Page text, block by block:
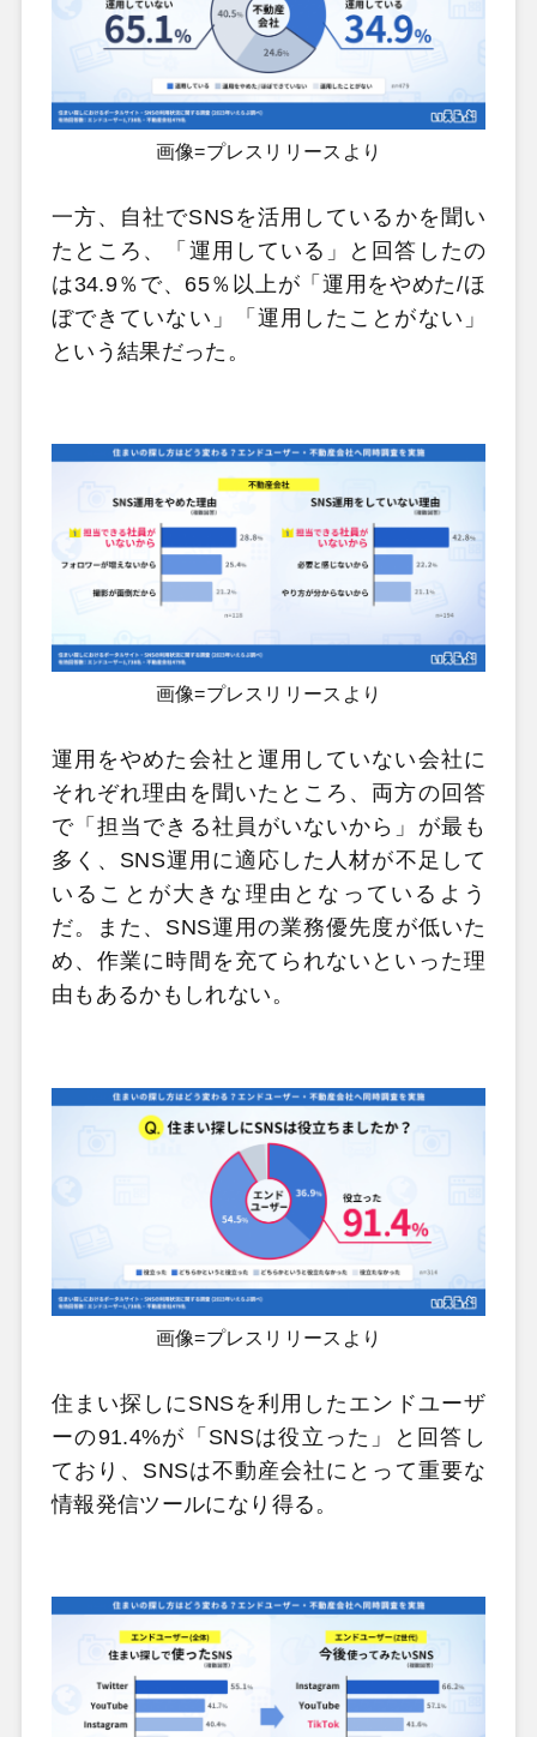
画像=プレスリリースより
一方、自社でSNSを活用しているかを聞い
たところ、「運用している」と回答したの
は34.9％で、65％以上が「運用をやめた/ほ
ぼできていない」「運用したことがない」
という結果だった。
画像=プレスリリースより
運用をやめた会社と運用していない会社に
それぞれ理由を聞いたところ、両方の回答
で「担当できる社員がいないから」が最も
多く、SNS運用に適応した人材が不足して
いることが大きな理由となっているよう
だ。また、SNS運用の業務優先度が低いた
め、作業に時間を充てられないといった理
由もあるかもしれない。
画像=プレスリリースより
住まい探しにSNSを利用したエンドユーザ
ーの91.4%が「SNSは役立った」と回答し
ており、SNSは不動産会社にとって重要な
情報発信ツールになり得る。